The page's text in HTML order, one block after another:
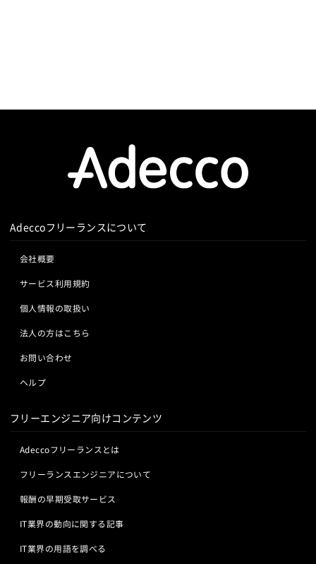
Adeccoフリーランスについて
会社概要
サービス利用規約
個人情報の取扱い
法人の方はこちら
お問い合わせ
ヘルプ
フリーエンジニア向けコンテンツ
Adeccoフリーランスとは
フリーランスエンジニアについて
報酬の早期受取サービス
IT業界の動向に関する記事
IT業界の用語を調べる